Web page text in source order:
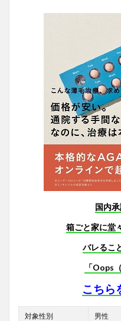
国内
箱ごと家に堂
バレるこ
「Oops
こちら
対象性別 男性